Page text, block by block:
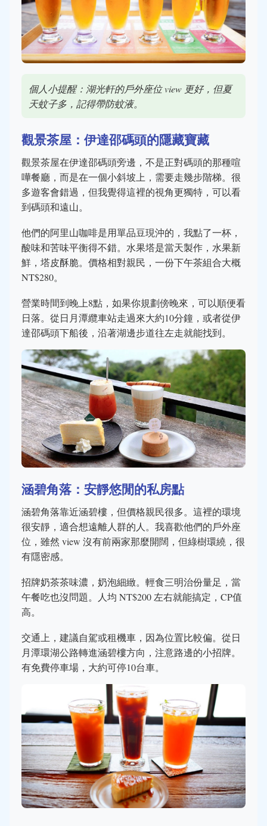
個人小提醒：湖光軒的戶外座位 view 更好，但夏
天蚊子多，記得帶防蚊液。
觀景茶屋：伊達邵碼頭的隱藏寶藏
觀景茶屋在伊達邵碼頭旁邊，不是正對碼頭的那種喧
嘩餐廳，而是在一個小斜坡上，需要走幾步階梯。很
多遊客會錯過，但我覺得這裡的視角更獨特，可以看
到碼頭和遠山。
他們的阿里山咖啡是用單品豆現沖的，我點了一杯，
酸味和苦味平衡得不錯。水果塔是當天製作，水果新
鮮，塔皮酥脆。價格相對親民，一份下午茶組合大概
NT$280。
營業時間到晚上8點，如果你規劃傍晚來，可以順便看
日落。從日月潭纜車站走過來大約10分鐘，或者從伊
達邵碼頭下船後，沿著湖邊步道往左走就能找到。
涵碧角落：安靜悠閒的私房點
涵碧角落靠近涵碧樓，但價格親民很多。這裡的環境
很安靜，適合想遠離人群的人。我喜歡他們的戶外座
位，雖然 view 沒有前兩家那麼開闊，但綠樹環繞，很
有隱密感。
招牌奶茶茶味濃，奶泡細緻。輕食三明治份量足，當
午餐吃也沒問題。人均 NT$200 左右就能搞定，CP值
高。
交通上，建議自駕或租機車，因為位置比較偏。從日
月潭環湖公路轉進涵碧樓方向，注意路邊的小招牌。
有免費停車場，大約可停10台車。